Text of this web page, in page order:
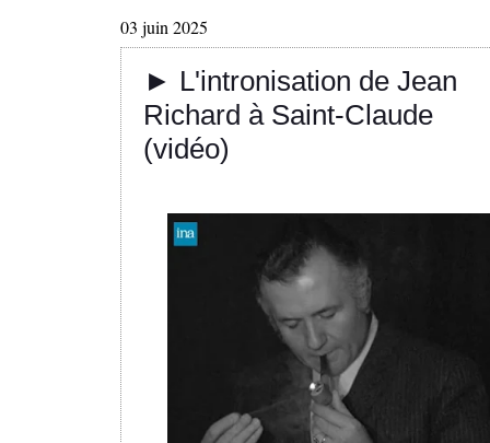
03 juin 2025
► L'intronisation de Jean
Richard à Saint-Claude
(vidéo)